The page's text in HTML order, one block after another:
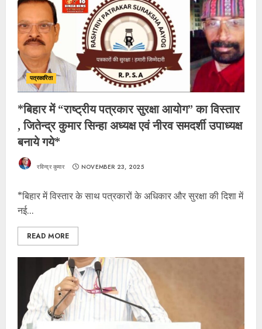
पत्रकारिता
*बिहार में “राष्ट्रीय पत्रकार सुरक्षा आयोग” का विस्तार
, जितेन्द्र कुमार सिन्हा अध्यक्ष एवं नीरव समदर्शी उपाध्यक्ष
बनाये गये*
रविन्द्र कुमार NOVEMBER 23, 2025
*बिहार में विस्तार के साथ पत्रकारों के अधिकार और सुरक्षा की दिशा में
नई...
READ MORE